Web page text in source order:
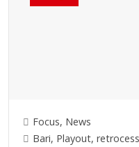
Focus, News
Bari, Playout,